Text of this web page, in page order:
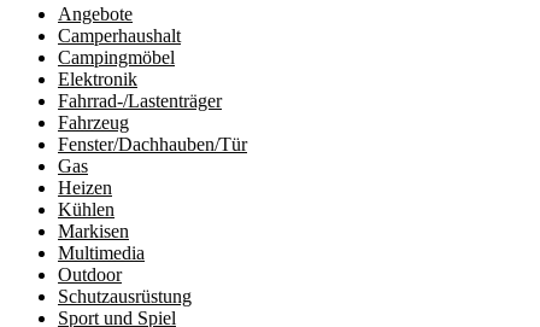
Angebote
Camperhaushalt
Campingmöbel
Elektronik
Fahrrad-/Lastenträger
Fahrzeug
Fenster/Dachhauben/Tür
Gas
Heizen
Kühlen
Markisen
Multimedia
Outdoor
Schutzausrüstung
Sport und Spiel